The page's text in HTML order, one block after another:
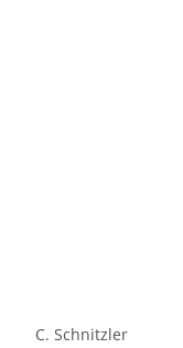
C. Schnitzler